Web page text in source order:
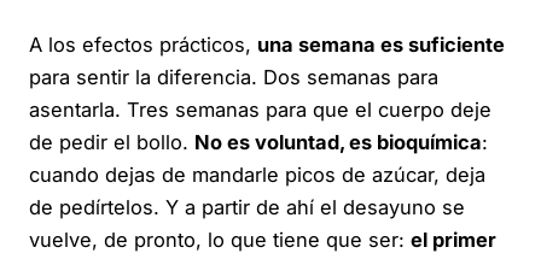
A los efectos prácticos, una semana es suficiente
para sentir la diferencia. Dos semanas para
asentarla. Tres semanas para que el cuerpo deje
de pedir el bollo. No es voluntad, es bioquímica:
cuando dejas de mandarle picos de azúcar, deja
de pedírtelos. Y a partir de ahí el desayuno se
vuelve, de pronto, lo que tiene que ser: el primer